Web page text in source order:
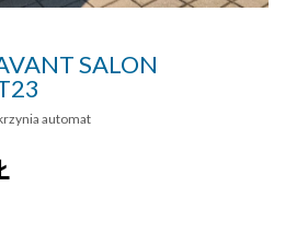
SALON
automat